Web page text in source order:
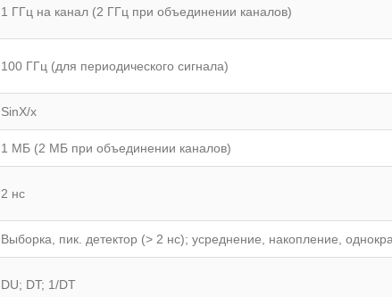
1 ГГц на канал (2 ГГц при объединении каналов)
100 ГГц (для периодического сигнала)
SinX/x
1 МБ (2 МБ при объединении каналов)
2 нс
Выборка, пик. детектор (> 2 нс); усреднение, накопление,
DU; DT; 1/DT